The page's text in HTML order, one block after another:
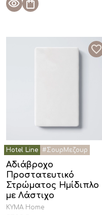
Αδιάβροχο
Προστατευτικό
Στρώματος Ημίδιπλο
με Λάστιχο
KYMA Home